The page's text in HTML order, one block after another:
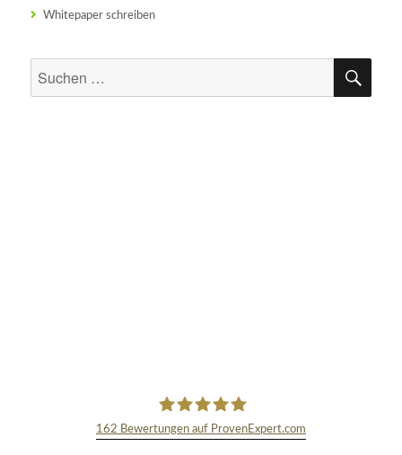
Whitepaper schreiben
162 Bewertungen auf ProvenExpert.com